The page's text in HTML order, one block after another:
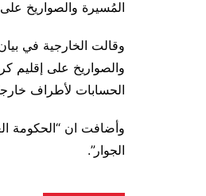
المُسيرة والصواريخ
وقالت الخارجية في
والصواريخ على إقليم
الحسابات لأطراف
وأضافت ان “الحكومة
الجوار”.